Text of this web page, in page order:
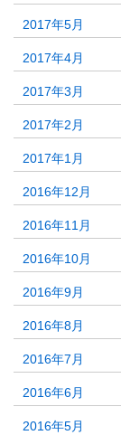
2017年5月
2017年4月
2017年3月
2017年2月
2017年1月
2016年12月
2016年11月
2016年10月
2016年9月
2016年8月
2016年7月
2016年6月
2016年5月